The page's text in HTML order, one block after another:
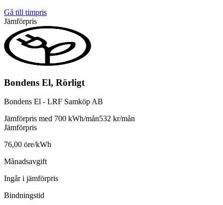
Gå till timpris
Jämförpris
Bondens El, Rörligt
Bondens El - LRF Samköp AB
Jämförpris med 700 kWh/mån532 kr/mån
Jämförpris
76,00 öre/kWh
Månadsavgift
Ingår i jämförpris
Bindningstid